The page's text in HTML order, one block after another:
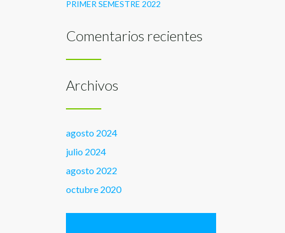
PRIMER SEMESTRE 2022
Comentarios recientes
Archivos
agosto 2024
julio 2024
agosto 2022
octubre 2020